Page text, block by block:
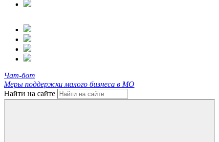
Чат-бот
Меры поддержки малого бизнеса в МО
Найти на сайте